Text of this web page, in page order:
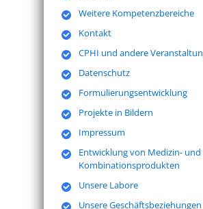
Weitere Kompetenzbereiche
Kontakt
CPHI und andere
Datenschutz
Formulierungsentwicklung
Projekte in Bildern
Impressum
Entwicklung von Medizin- und
Kombinationsprodukten
Unsere Labore
Unsere Geschäftsbeziehungen